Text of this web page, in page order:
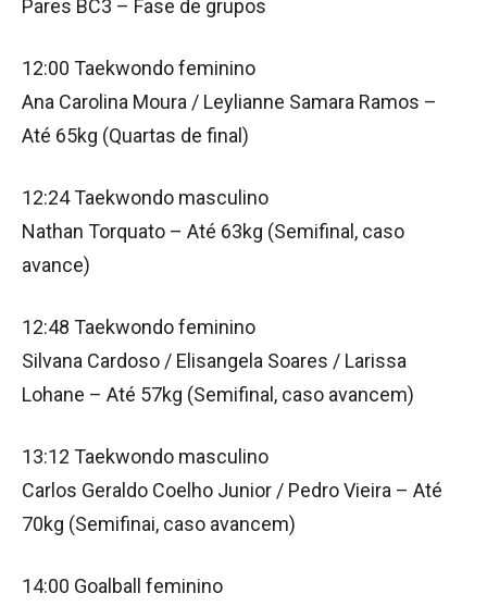
Pares BC3 – Fase de grupos
12:00 Taekwondo feminino
Ana Carolina Moura / Leylianne Samara Ramos –
Até 65kg (Quartas de final)
12:24 Taekwondo masculino
Nathan Torquato – Até 63kg (Semifinal, caso
avance)
12:48 Taekwondo feminino
Silvana Cardoso / Elisangela Soares / Larissa
Lohane – Até 57kg (Semifinal, caso avancem)
13:12 Taekwondo masculino
Carlos Geraldo Coelho Junior / Pedro Vieira – Até
70kg (Semifinai, caso avancem)
14:00 Goalball feminino